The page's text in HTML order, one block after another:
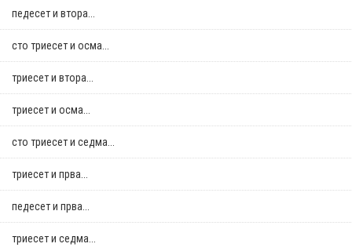
педесет и втора...
сто триесет и осма...
триесет и втора...
триесет и осма...
сто триесет и седма...
триесет и прва...
педесет и прва...
триесет и седма...